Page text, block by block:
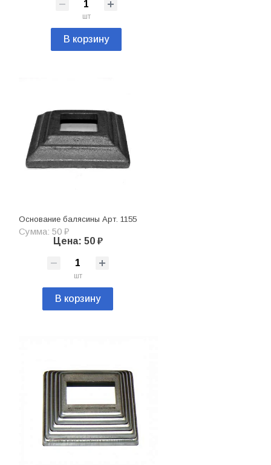
шт
В корзину
Основание балясины Арт. 1155
Сумма: 50 ₽
Цена: 50 ₽
шт
В корзину